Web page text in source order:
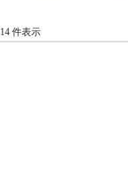
14 件表示